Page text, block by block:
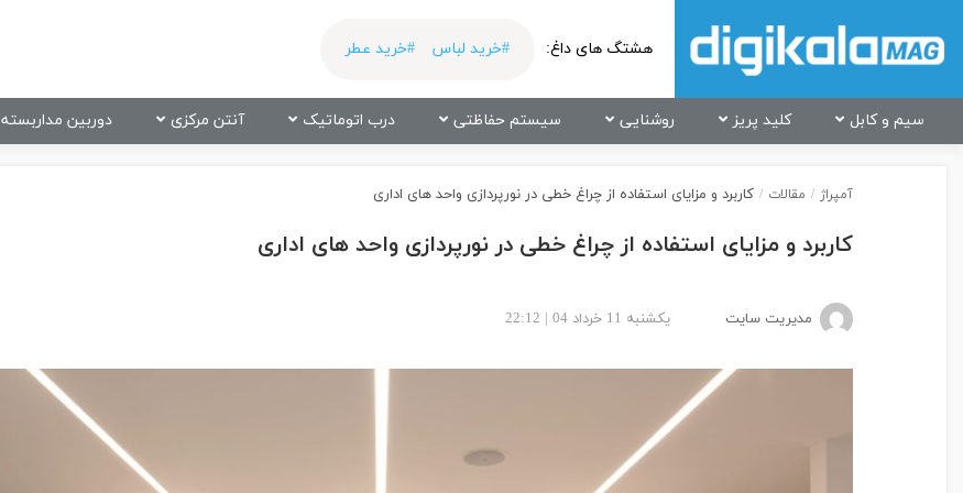
هشتگ های داغ: #خرید لباس #خرید عطر
سیم و کابل کلید پریز روشنایی سیستم حفاظتی درب اتوماتیک آنتن مرکزی دوربین مداربسته
آمپراژ / مقالات / کاربرد و مزایای استفاده از چراغ خطی در نورپردازی واحد های اداری
کاربرد و مزایای استفاده از چراغ خطی در نورپردازی واحد های اداری
مدیریت سایت یکشنبه 11 خرداد 04 | 22:12